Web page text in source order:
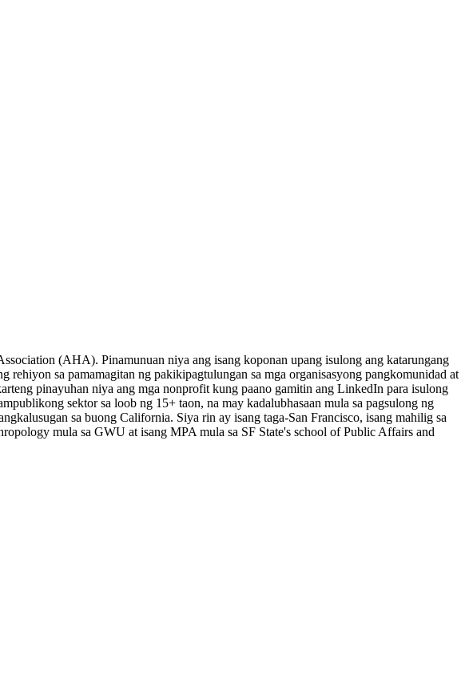
(AHA). Pinamunuan niya ang isang koponan upang isulong ang katarungang
rehiyon sa pamamagitan ng pakikipagtulungan sa mga organisasyong pangkomunidad at
pinayuhan niya ang mga nonprofit kung paano gamitin ang LinkedIn para isulong
sektor sa loob ng 15+ taon, na may kadalubhasaan mula sa pagsulong ng
sa buong California. Siya rin ay isang taga-San Francisco, isang mahilig sa
mula sa GWU at isang MPA mula sa SF State's school of Public Affairs and